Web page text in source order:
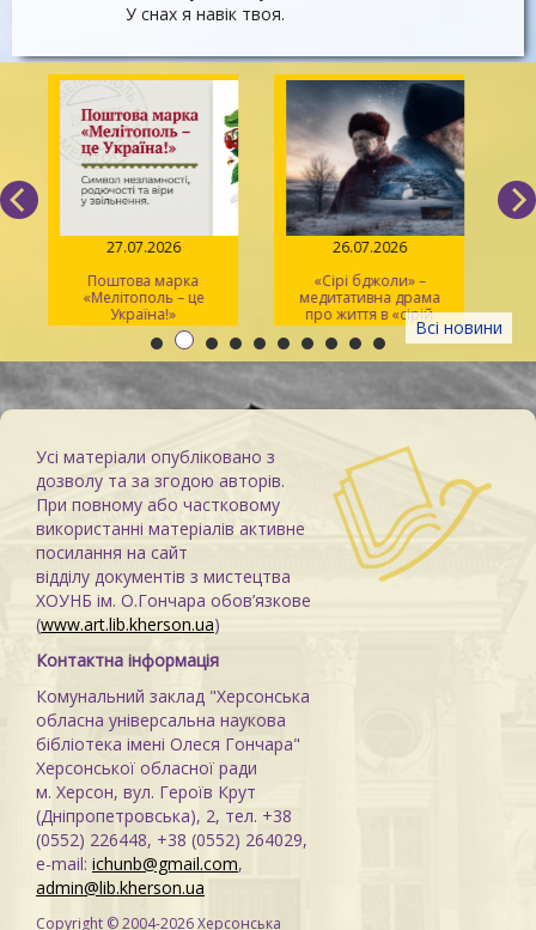
У снах я навік твоя.
Всі новини
27.07.2026
Поштова марка
«Мелітополь – це
Україна!»
26.07.2026
«Сірі бджоли» –
медитативна драма
про життя в «сірій
зоні»
Усі матеріали опубліковано з
дозволу та за згодою авторів.
При повному або частковому
використанні матеріалів активне
посилання на сайт
відділу документів з мистецтва
ХОУНБ ім. О.Гончара обов’язкове
(www.art.lib.kherson.ua)
Контактна інформація
Комунальний заклад "Херсонська
обласна універсальна наукова
бібліотека імені Олеся Гончара"
Херсонської обласної ради
м. Херсон, вул. Героїв Крут
(Дніпропетровська), 2, тел. +38
(0552) 226448, +38 (0552) 264029,
e-mail: ichunb@gmail.com,
admin@lib.kherson.ua
Copyright © 2004-2026 Херсонська